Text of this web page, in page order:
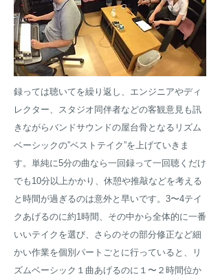
録っては聴いてを繰り返し、エンジニアやディ
レクター、スタジオ同伴者などの客観意見も訊
きながらバンドサウンドの屋台骨となるリズム
ベーシックの”ベストテイク”を上げていきま
す。単純に5分の曲なら一回録って一回聴くだけ
でも10分以上かかり、休憩や推敲などを考える
と時間が過ぎるのは意外と早いです。3〜4テイ
クあげるのに約1時間、その中から全体的に一番
いいテイクを選び、さらのその部分修正など細
かい作業を個別パートごとに行っていると、リ
ズムベーシック１曲あげるのに１〜２時間位か